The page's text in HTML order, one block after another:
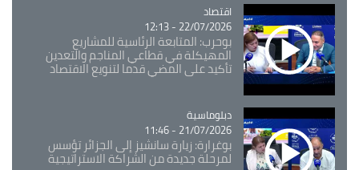
Catégorie
اقتصاد
22/07/2026 - 12:13
بوحرب: المتابعة الرئاسية للمشاريع
المهيكلة في قطاعي المناجم والتعدين
تأكيد على المضي قدما لتنويع الاقتصاد
Catégorie
دبلوماسية
21/07/2026 - 11:46
بوغرارة: زيارة سانشيز إلى الجزائر تؤسس
لمرحلة جديدة من الشراكة الاستراتيجية